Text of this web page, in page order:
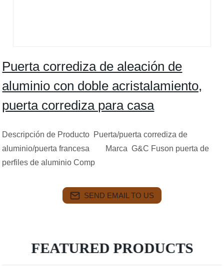
Puerta corrediza de aleación de
aluminio con doble acristalamiento,
puerta corrediza para casa
Descripción de Producto Puerta/puerta corrediza de
aluminio/puerta francesa Marca G&C Fuson puerta de
perfiles de aluminio Comp
SEND EMAIL TO US
FEATURED PRODUCTS